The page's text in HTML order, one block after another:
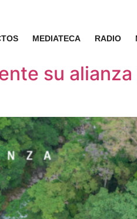
MEDIATECA RADIO
su